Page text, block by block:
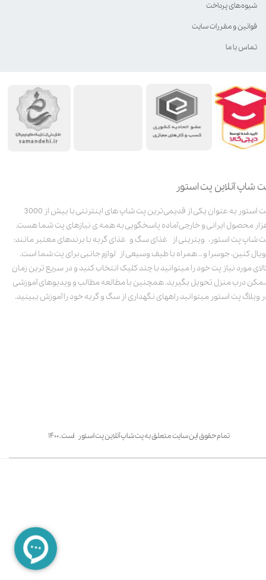
شاپ آنلاین پت استور
پت استور به عنوان یکی از قدیمی‌ترین پت شاپ های اینترنتی با بیش از 3000
محصول ایرانی و خارجی آماده پاسخگویی به همه ی نیازهای پت شما هست.
شاپ پت استور، ویترینی از غذای سگ و غذای گربه با برندهای معتبر مانند:
کنین، جوسرا و .. همراه با طیف وسیعی از لوازم جانبی برای پت شما است.
مورد نیاز پت خود را میتوانید با چند کلیک انتخاب کنید و در سریع ترین زمان
درب منزل تحویل بگیرید. همچنین با مطالعه مطالب و ویدیوهای آموزشی
وبلاگ پت استور میتوانید راههای نگهداری از سگ و گربه خود را آموزش ببینید.
تمام حقوق این سایت متعلق به پت شاپ آنلاین پت استور است. ۱۴۰۰
شیوه‌های پرداخت
قوانین و مقررات سایت
تماس با ما